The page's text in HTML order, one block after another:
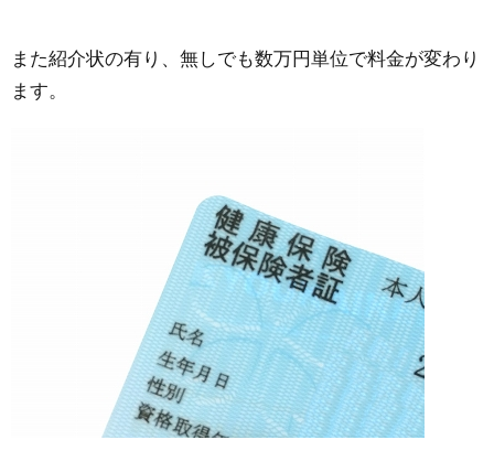
また紹介状の有り、無しでも数万円単位で料金が変わり
ます。